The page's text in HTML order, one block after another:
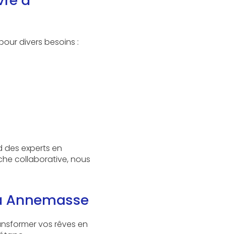
divers besoins :
des experts en
collaborative, nous
Annemasse
vos rêves en